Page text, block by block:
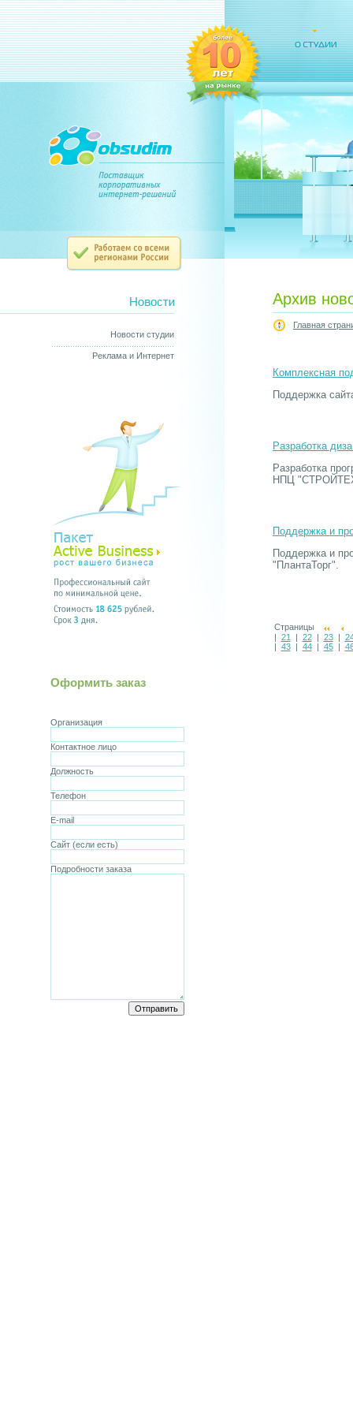
Новости студии
Реклама и Интернет
Оформить заказ
Организация
Контактное лицо
Должность
Телефон
E-mail
Сайт (если есть)
Подробности заказа
Архив
Главная
Комплексная
Поддержка
Разработка
Разработка
НПЦ
Поддержка и
Поддержка и
"ПлантаТорг".
Страницы
| 21 | 22| 23|
| 43| 44| 45|